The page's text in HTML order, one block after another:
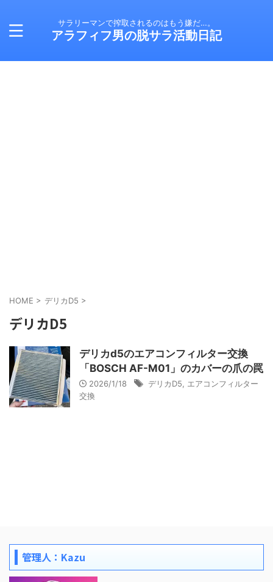
サラリーマンで搾取されるのはもう嫌だ…。
アラフィフ男の脱サラ活動日記
HOME > デリカD5 >
デリカD5
デリカd5のエアコンフィルター交換
「BOSCH AF-M01」のカバーの爪の罠
2026/1/18 デリカD5
エアコンフィルター
交換
管理人：Kazu